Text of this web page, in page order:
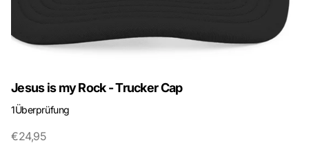
Jesus is my Rock - Trucker Cap
1Überprüfung
€24,95